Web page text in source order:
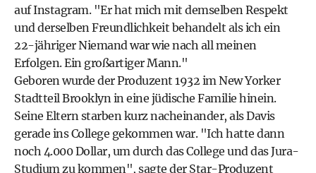
auf Instagram. "Er hat mich mit demselben Respekt
und derselben Freundlichkeit behandelt als ich ein
22-jähriger Niemand war wie nach all meinen
Erfolgen. Ein großartiger Mann."
Geboren wurde der Produzent 1932 im New Yorker
Stadtteil Brooklyn in eine jüdische Familie hinein.
Seine Eltern starben kurz nacheinander, als Davis
gerade ins College gekommen war. "Ich hatte dann
noch 4.000 Dollar, um durch das College und das Jura-
Studium zu kommen", sagte der Star-Produzent